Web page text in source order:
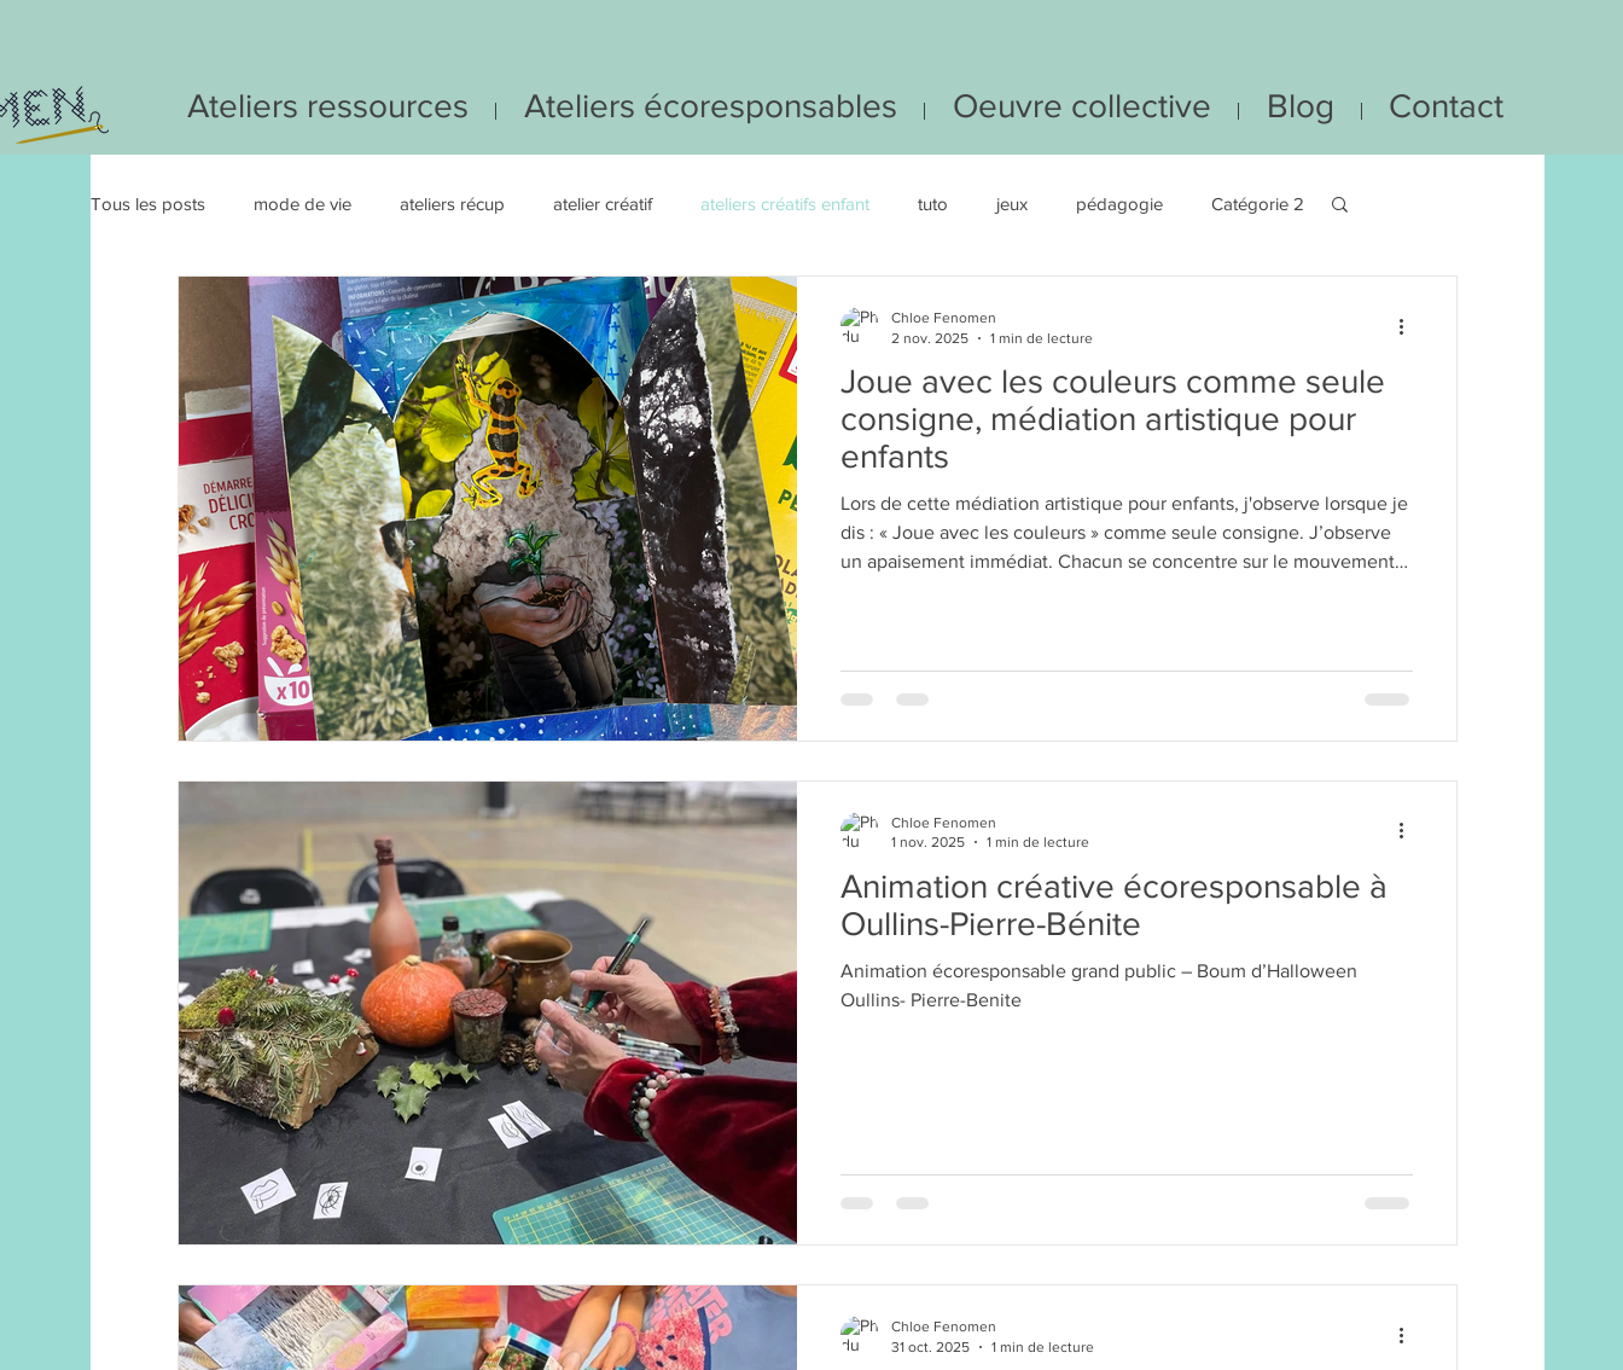
Ateliers ressources Ateliers écoresponsables Oeuvre collective Blog Contact
Tous les posts mode de vie ateliers récup atelier créatif ateliers créatifs enfant tuto jeux pédagogie Catégorie 2
atelier eco responsable #IDEEDUJOUR art-thérapie
Joue avec les couleurs comme seule
consigne, médiation artistique pour
enfants
Lors de cette médiation artistique pour enfants, j'observe lorsque je
dis : « Joue avec les couleurs » comme seule consigne. J’observe
un apaisement immédiat. Chacun se concentre sur le mouvement
Chloe Fenomen
2 nov. 2025
1 min de lecture
Animation créative écoresponsable à
Oullins-Pierre-Bénite
Animation écoresponsable grand public – Boum d’Halloween
Oullins- Pierre-Benite
Chloe Fenomen
1 nov. 2025
1 min de lecture
Chloe Fenomen
31 oct. 2025
1 min de lecture